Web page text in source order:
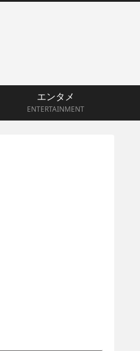
エンタメ
ENTERTAINMENT